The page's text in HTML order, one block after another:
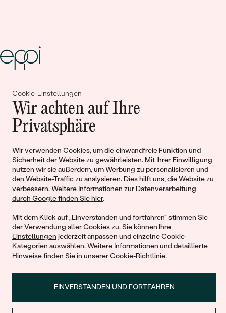
Cookie-Einstellungen
Wir achten auf Ihre
Privatsphäre
Wir verwenden Cookies, um die einwandfreie Funktion und
Sicherheit der Website zu gewährleisten. Mit Ihrer Einwilligung
nutzen wir sie außerdem, um Werbung zu personalisieren und
den Website-Traffic zu analysieren. Dies hilft uns, die Website zu
verbessern. Weitere Informationen zur Datenverarbeitung
durch Google finden Sie hier.
Mit dem Klick auf „Einverstanden und fortfahren" stimmen Sie
der Verwendung aller Cookies zu. Sie können Ihre
Einstellungen jederzeit anpassen und einzelne Cookie-
Kategorien auswählen. Weitere Informationen und detaillierte
Hinweise finden Sie in unsererCookie-Richtlinie.
EINVERSTANDEN UND FORTFAHREN
Gemeinsam erschaffen wir
Geschichten von Schönheit und
Liebe
Begleiten Sie uns!
© 2011 - 2026, Eppi.de